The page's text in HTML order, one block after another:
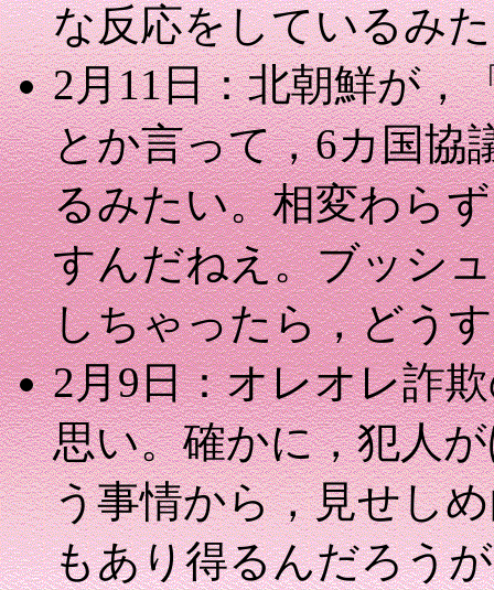
な反応をしているみ
2月11日：北朝鮮が，
とか言って，6カ国協
るみたい。相変わら
すんだねえ。ブッシ
しちゃったら，どう
2月9日：オレオレ詐
思い。確かに，犯人
う事情から，見せし
もあり得るんだろう